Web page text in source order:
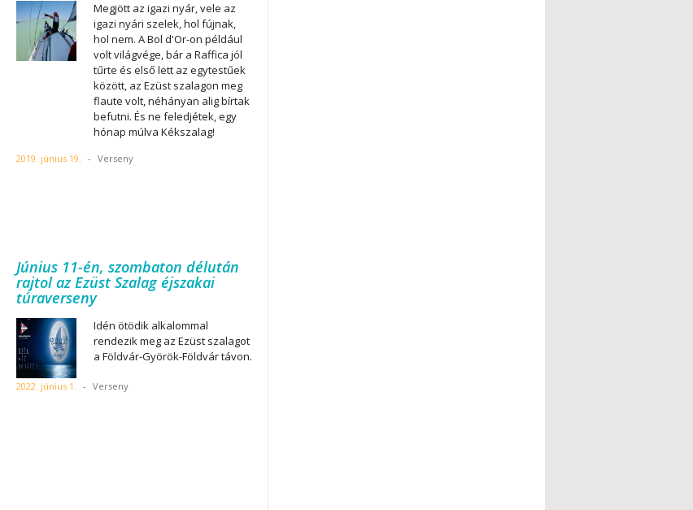
Megjött az igazi nyár, vele az
igazi nyári szelek, hol fújnak,
hol nem. A Bol d'Or-on például
volt világvége, bár a Raffica jól
tűrte és első lett az egytestűek
között, az Ezüst szalagon meg
flaute volt, néhányan alig bírtak
befutni. És ne feledjétek, egy
hónap múlva Kékszalag!
2019. június 19. - Verseny
Június 11-én, szombaton délután
rajtol az Ezüst Szalag éjszakai
túraverseny
Idén ötödik alkalommal
rendezik meg az Ezüst szalagot
a Földvár-Györök-Földvár távon.
2022. június 1. - Verseny